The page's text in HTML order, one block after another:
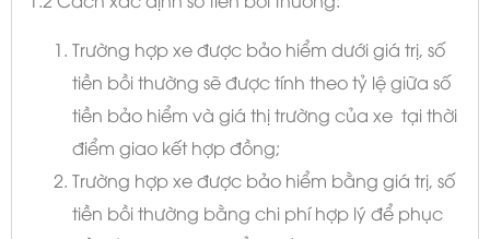
Trường hợp xe được bảo hiểm dưới giá trị, số
tiền bồi thường sẽ được tính theo tỷ lệ giữa số
tiền bảo hiểm và giá thị trường của xe tại thời
điểm giao kết hợp đồng;
Trường hợp xe được bảo hiểm bằng giá trị, số
tiền bồi thường bằng chi phí hợp lý để phục